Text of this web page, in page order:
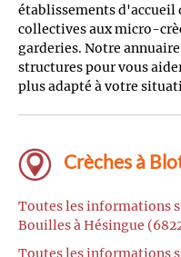
établissements d'accueil
collectives aux micro-
garderies. Notre
structures pour vous
plus adapté à votre
Crèches à
Toutes les informations
Bouilles à Hésingue
Toutes les informations